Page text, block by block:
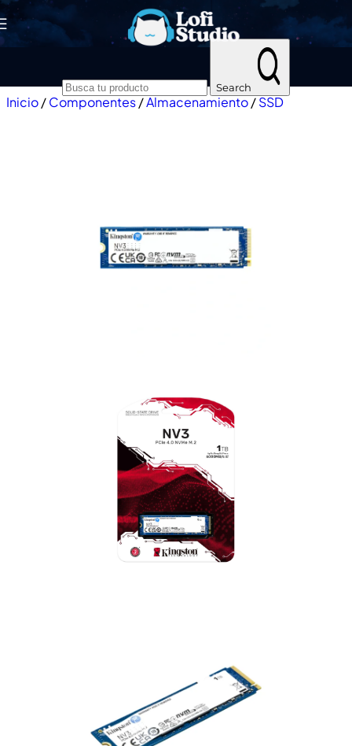
Skip to navigation Skip to main content
Search
Inicio/Componentes/Almacenamiento/SSD